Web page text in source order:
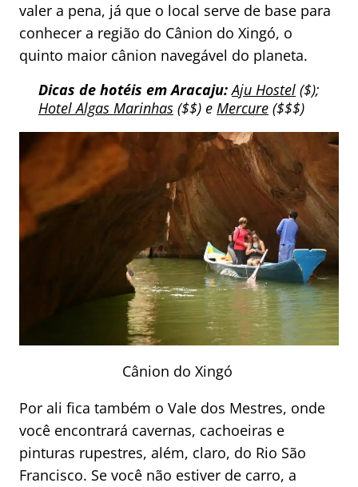
valer a pena, já que o local serve de base para
conhecer a região do Cânion do Xingó, o
quinto maior cânion navegável do planeta.
Dicas de hotéis em Aracaju: Aju Hostel ($);
Hotel Algas Marinhas ($$) e Mercure ($$$)
Cânion do Xingó
Por ali fica também o Vale dos Mestres, onde
você encontrará cavernas, cachoeiras e
pinturas rupestres, além, claro, do Rio São
Francisco. Se você não estiver de carro, a